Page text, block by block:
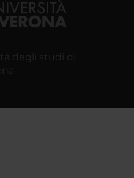
degli studi di